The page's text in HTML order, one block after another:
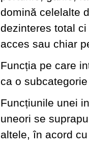
domină celelalte
dezinteres total
acces sau chiar
Funcția pe care
ca o
Funcțiunile unei
uneori se
altele, în acord